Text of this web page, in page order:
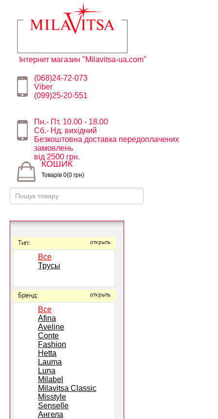
Інтернет магазин "Milavitsa-ua.com"
(068)24-72-073
Viber
(099)25-20-551
Пн.- Пт. 10.00 - 18.00
Сб.- Нд. вихідний
Безкоштовна доставка передоплачених
замовлень
від 2500 грн.
КОШИК
Товарів 0(0 грн)
Тип: открыть
Все
Трусы
Бренд: открыть
Все
Afina
Aveline
Conte
Fashion
Hetta
Lauma
Luna
Milabel
Milavitsa Classic
Misstyle
Senselle
Ангела